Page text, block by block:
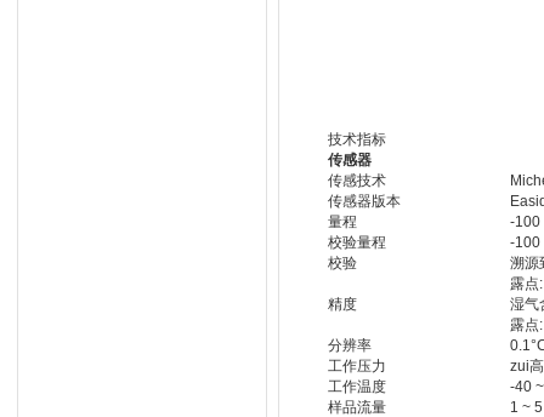
技术指标
传感器
传感技术
传感器版本
量程
-100
校验量程
-100
校验
溯源
精度
露点
湿气
露点
分辨率
工作压力
zui
工作温度
-40
样品流量
1 ~